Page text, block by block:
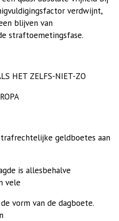
verdwijnt,
blijven van
straftoemetingsfase.
HET ZELFS-NIET-ZO
geldboetes aan
is allesbehalve
vele
vorm van de dagboete.